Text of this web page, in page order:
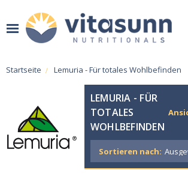
Startseite Lemuria - Für totales Wohlbefinden
LEMURIA - FÜR
TOTALES
WOHLBEFINDEN
Sortieren nach: